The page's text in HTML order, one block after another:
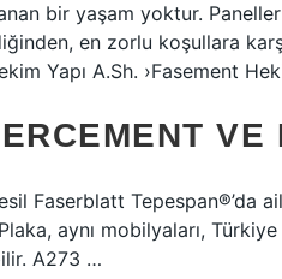
bir yaşam yoktur. Paneller
en zorlu koşullara
Yapı A.Sh. ›Fasement
VE
Faserblatt Tepespan®’da
aynı mobilyaları,
A273 …